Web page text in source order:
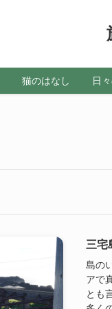
猫のはなし 日
三宅
島の
アで
とも